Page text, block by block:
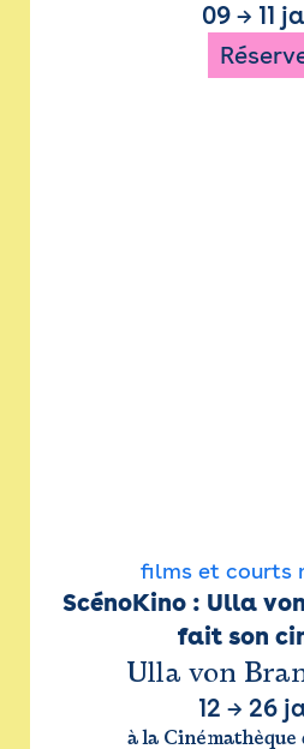
09→ 11
films et courts
ScénoKino : Ulla
fait son
Ulla von
12 → 26
à la Cinémathèque